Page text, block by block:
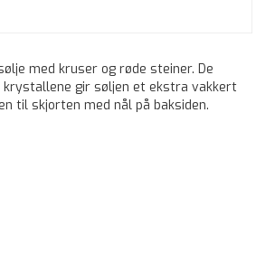
med kruser og røde steiner. De
gir søljen et ekstra vakkert
til skjorten med nål på baksiden.